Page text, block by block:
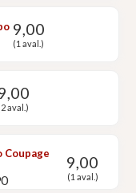
9,00
(1 aval.)
aval.)
Coupage
9,00
(1 aval.)